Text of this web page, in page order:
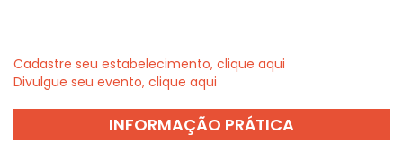
Cadastre seu estabelecimento, clique aqui
Divulgue seu evento, clique aqui
INFORMAÇÃO PRÁTICA